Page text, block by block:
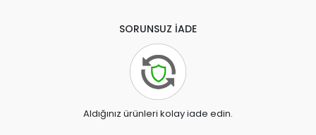
SORUNSUZ İADE
Aldığınız ürünleri kolay iade edin.